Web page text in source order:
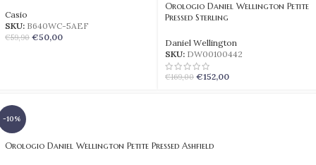
Casio
SKU: B640WC-5AEF
€59,90 €50,00
Orologio Daniel Wellington Petite
Pressed Sterling
Daniel Wellington
SKU: DW00100442
€169,00 €152,00
-10%
Orologio Daniel Wellington Petite Pressed Ashfield